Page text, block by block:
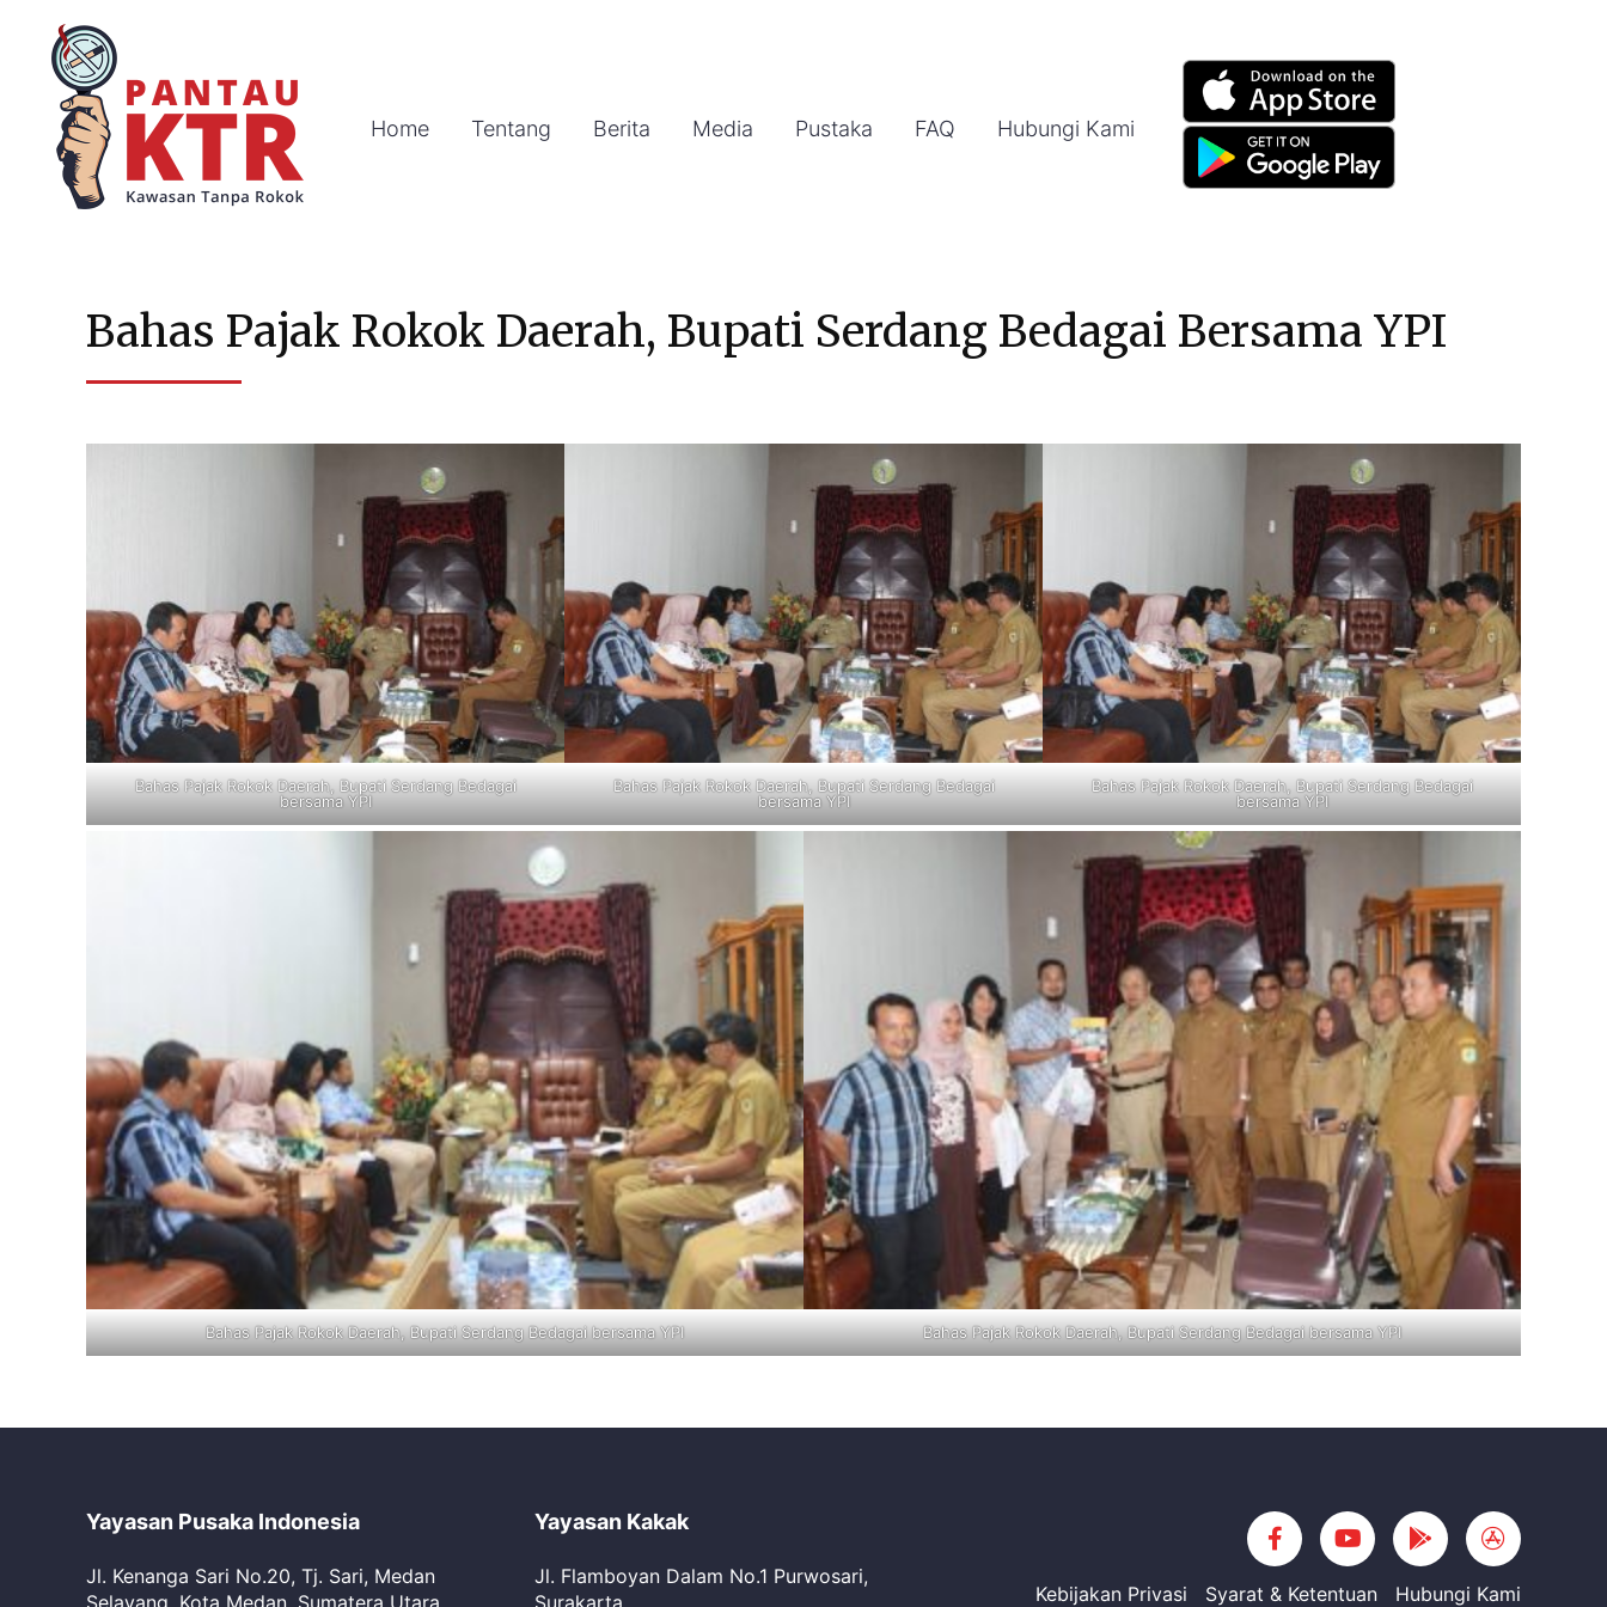
Home Tentang Berita Media Pustaka FAQ Hubungi Kami
Bahas Pajak Rokok Daerah, Bupati Serdang Bedagai Bersama YPI
Bahas Pajak Rokok Daerah, Bupati Serdang Bedagai
bersama YPI
Bahas Pajak Rokok Daerah, Bupati Serdang Bedagai
bersama YPI
Bahas Pajak Rokok Daerah, Bupati Serdang Bedagai
bersama YPI
Bahas Pajak Rokok Daerah, Bupati Serdang Bedagai bersama YPI Bahas Pajak Rokok Daerah, Bupati Serdang Bedagai bersama YPI
Yayasan Pusaka Indonesia
Jl. Kenanga Sari No.20, Tj. Sari, Medan
Selayang, Kota Medan, Sumatera Utara
Yayasan Kakak
Jl. Flamboyan Dalam No.1 Purwosari,
Surakarta
Kebijakan Privasi Syarat & Ketentuan Hubungi Kami